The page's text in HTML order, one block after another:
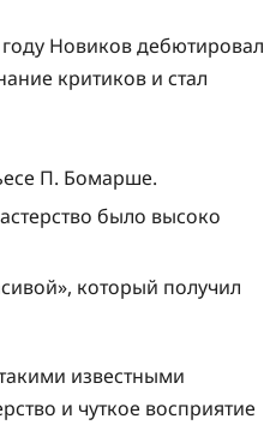
Новиков дебютировал
критиков и стал
П. Бомарше.
было высоко
который получил
известными
и чуткое восприятие